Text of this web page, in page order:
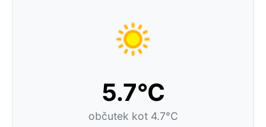
5.7°C
občutek kot 4.7°C